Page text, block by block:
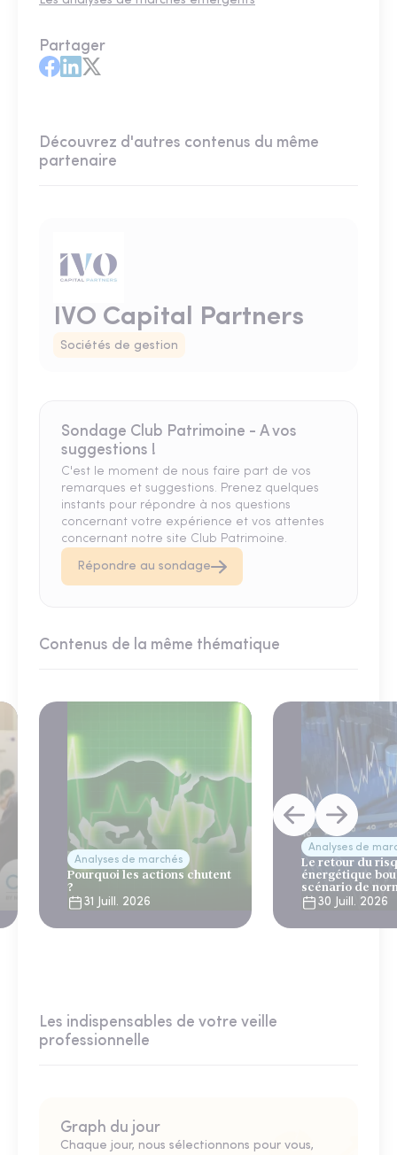
Partager
Découvrez d'autres contenus du même
partenaire
IVO Capital Partners
Sociétés de gestion
Sondage Club Patrimoine - A vos
suggestions !
C'est le moment de nous faire part de vos
remarques et suggestions. Prenez quelques
instants pour répondre à nos questions
concernant votre expérience et vos attentes
concernant notre site Club Patrimoine.
Répondre au sondage
Contenus de la même thématique
Analyses de marchés
Pourquoi les actions chutent
?
31 Juill. 2026
Analyses de
Le retour du
énergétique
scénario de
30 Juill. 2026
Les indispensables de votre veille
professionnelle
Graph du jour
Chaque jour, nous sélectionnons pour vous,